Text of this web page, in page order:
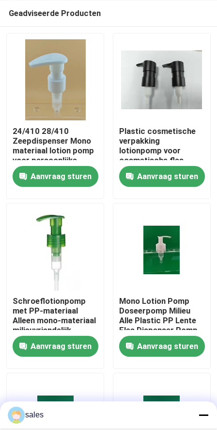
Thuis
Producten
Fabriekstocht
Kwaliteitscontrole
Neem contact met ons op
Nieuws
De Spuitbus van de parfumpomp
De spuitbus van de trekkerpomp
Geadviseerde Producten
24/410 28/410
Zeepdispenser Mono
materiaal lotion pomp
voor persoonlijke
verzorging
Aanvraag sturen
Plastic cosmetische
verpakking
lotionpomp voor
cosmetische fles
Aanvraag sturen
Schroeflotionpomp
met PP-materiaal
Alleen mono-materiaal
milieuvriendelijk
Aanvraag sturen
Mono Lotion Pomp
Doseerpomp Milieu
Alle Plastic PP Lente
Fles Dispenser Pomp
Aanvraag sturen
sales